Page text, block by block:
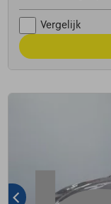
Vergelijk